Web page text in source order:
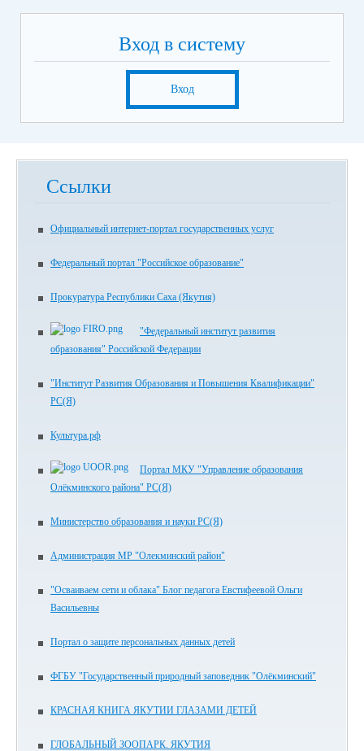
Вход в систему
Вход
Ссылки
Официальный интернет-портал государственных услуг
Федеральный портал "Российское образование"
Прокуратура Республики Саха (Якутия)
"Федеральный институт развития
образования" Российской Федерации
"Институт Развития Образования и Повышения Квалификации"
РС(Я)
Культура.рф
Портал МКУ "Управление образования
Олёкминского района" РС(Я)
Министерство образования и науки РС(Я)
Администрация МР "Олекминский район"
"Осваиваем сети и облака" Блог педагога Евстифеевой Ольги
Васильевны
Портал о защите персональных данных детей
ФГБУ "Государственный природный заповедник "Олёкминский"
КРАСНАЯ КНИГА ЯКУТИИ ГЛАЗАМИ ДЕТЕЙ
ГЛОБАЛЬНЫЙ ЗООПАРК. ЯКУТИЯ